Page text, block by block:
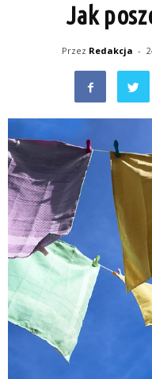
Jak
Przez Redakcja -